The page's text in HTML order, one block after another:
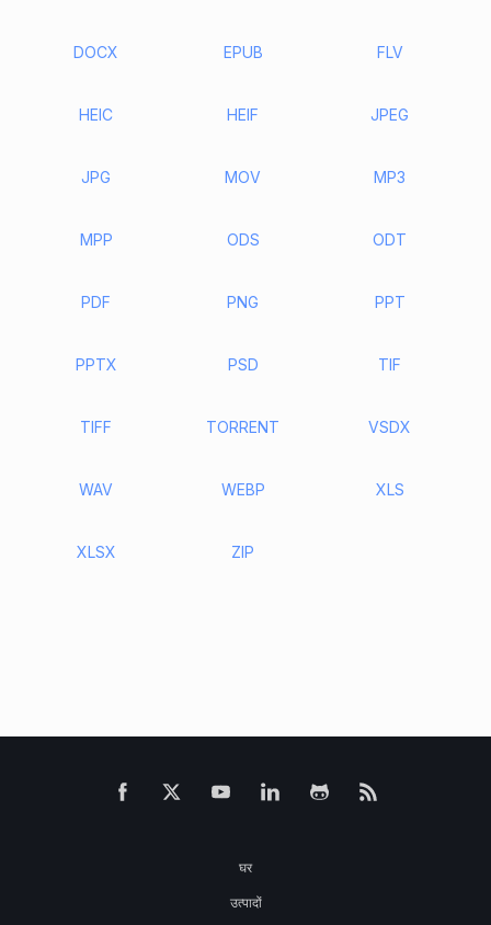
DOCX EPUB FLV
HEIC HEIF JPEG
JPG MOV MP3
MPP ODS ODT
PDF PNG PPT
PPTX PSD TIF
TIFF TORRENT VSDX
WAV WEBP XLS
XLSX ZIP
घर
उत्पादों